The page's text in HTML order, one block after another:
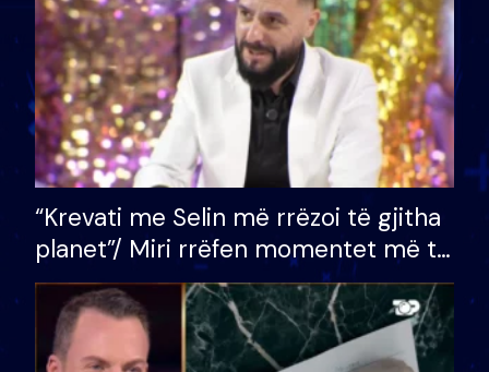
“Krevati me Selin më rrëzoi të gjitha
planet”/ Miri rrëfen momentet më të
bukura në shtëpinë e BB VIP: Do më
mungojë zilja e mëngjesit kur…